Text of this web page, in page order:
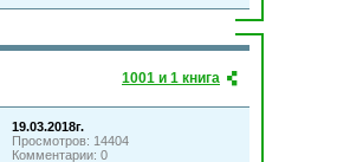
1001 и 1 книга
19.03.2018г.
Просмотров: 14404
Комментарии: 0